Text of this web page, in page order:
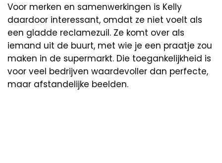
Voor merken en samenwerkingen is Kelly
daardoor interessant, omdat ze niet voelt als
een gladde reclamezuil. Ze komt over als
iemand uit de buurt, met wie je een praatje zou
maken in de supermarkt. Die toegankelijkheid is
voor veel bedrijven waardevoller dan perfecte,
maar afstandelijke beelden.